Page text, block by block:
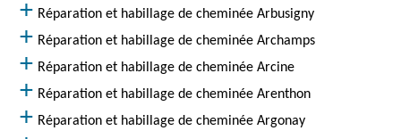
Réparation et habillage de cheminée Arbusigny
Réparation et habillage de cheminée Archamps
Réparation et habillage de cheminée Arcine
Réparation et habillage de cheminée Arenthon
Réparation et habillage de cheminée Argonay